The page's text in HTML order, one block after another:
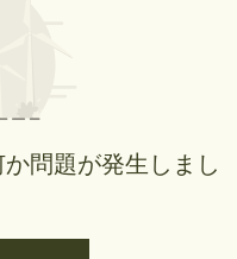
問題が発生しまし